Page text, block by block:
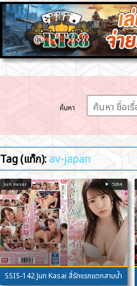
ค้นหา
Tag (แท๊ก): av-japan
Jun Kasai 5264
SSIS-142 Jun Kasai สี่รักแรกแตกสามน้ำ